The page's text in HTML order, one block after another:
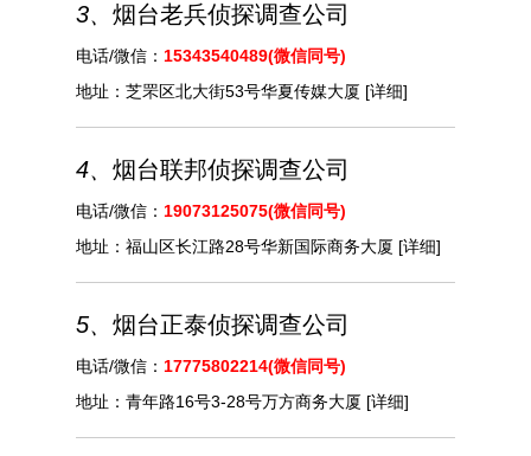
3、 烟台老兵侦探调查公司
电话/微信： 15343540489(微信同号)
地址： 芝罘区北大街53号华夏传媒大厦 [详细]
4、 烟台联邦侦探调查公司
电话/微信： 19073125075(微信同号)
地址： 福山区长江路28号华新国际商务大厦 [详细]
5、 烟台正泰侦探调查公司
电话/微信： 17775802214(微信同号)
地址： 青年路16号3-28号万方商务大厦 [详细]